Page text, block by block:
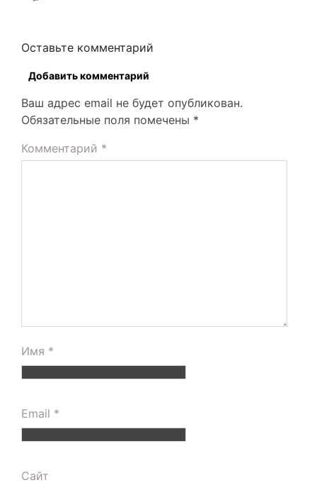
Оставьте комментарий
Добавить комментарий
Ваш адрес email не будет опубликован.
Обязательные поля помечены *
Комментарий *
Имя *
Email *
Сайт